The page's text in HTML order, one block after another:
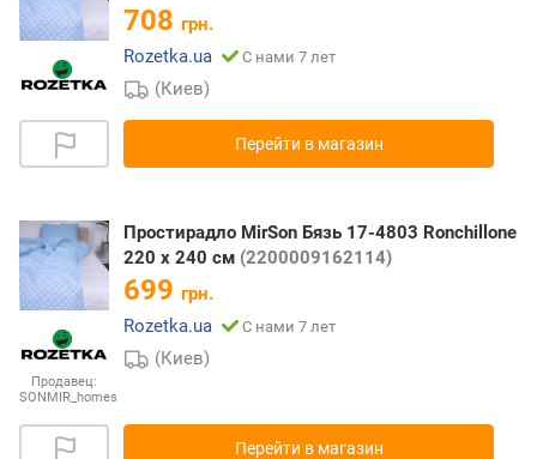
708 грн.
Rozetka.ua
С нами 7 лет
(Киев)
Перейти в магазин
Продавец:
SONMIR_homes
Простирадло MirSon Бязь 17-4803 Ronchillone
220 х 240 см (2200009162114)
699 грн.
Rozetka.ua
С нами 7 лет
(Киев)
Перейти в магазин